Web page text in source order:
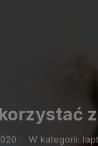
· W kategorii: